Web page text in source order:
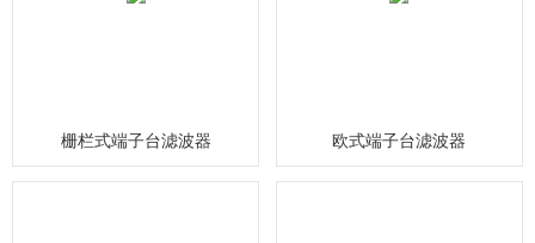
栅栏式端子台滤波器 欧式端子台滤波器